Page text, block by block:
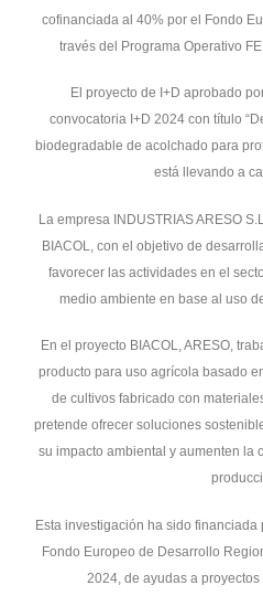
cofinanciada al 40% por el Fondo
través del Programa Operativo
El proyecto de I+D aprobado
convocatoria I+D 2024 con título
biodegradable de acolchado para
está llevando a
La empresa INDUSTRIAS ARESO
BIACOL, con el objetivo de
favorecer las actividades en el
medio ambiente en base al uso
En el proyecto BIACOL, ARESO,
producto para uso agrícola basado
de cultivos fabricado con
pretende ofrecer soluciones
su impacto ambiental y aumenten la
Esta investigación ha sido
Fondo Europeo de Desarrollo
2024, de ayudas a